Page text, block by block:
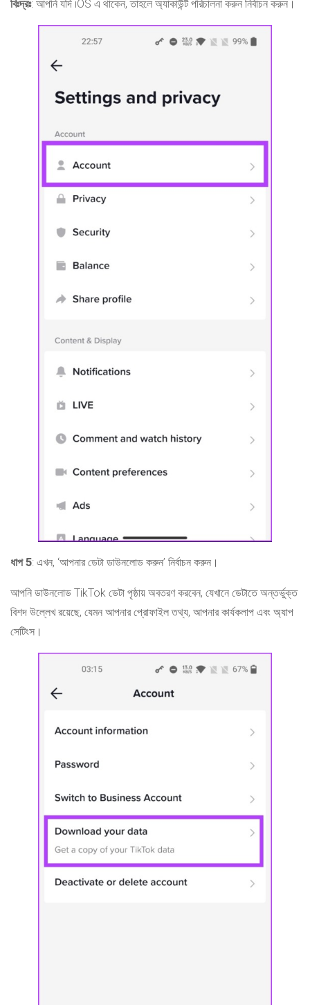
বিঃদ্রঃ: আপনি যদি iOS এ থাকেন, তাহলে অ্যাকাউন্ট পরিচালনা করুন নির্বাচন করুন।
ধাপ 5: এখন, ‘আপনার ডেটা ডাউনলোড করুন’ নির্বাচন করুন।
আপনি ডাউনলোড TikTok ডেটা পৃষ্ঠায় অবতরণ করবেন, যেখানে ডেটাতে অন্তর্ভুক্ত
বিশদ উল্লেখ রয়েছে, যেমন আপনার প্রোফাইল তথ্য, আপনার কার্যকলাপ এবং অ্যাপ
সেটিংস।